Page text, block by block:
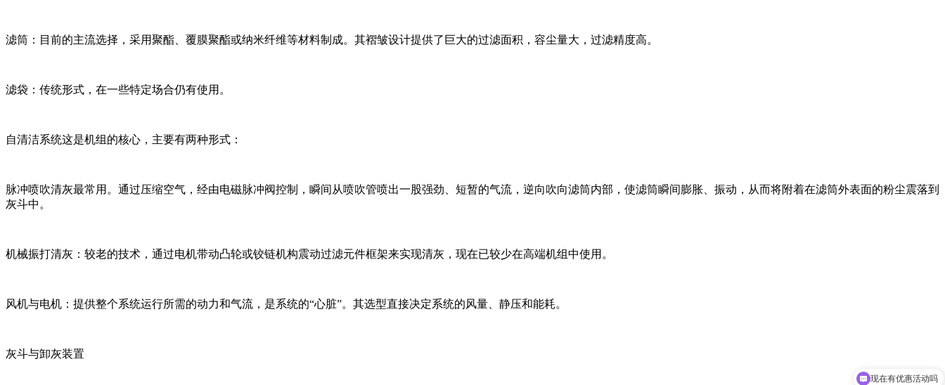
滤筒：目前的主流选择，采用聚酯、覆膜聚酯或纳米纤维等材料制成。其褶皱设计提供了巨大的过滤面积，容尘量大，过滤精度高。
滤袋：传统形式，在一些特定场合仍有使用。
自清洁系统这是机组的核心，主要有两种形式：
脉冲喷吹清灰最常用。通过压缩空气，经由电磁脉冲阀控制，瞬间从喷吹管喷出一股强劲、短暂的气流，逆向吹向滤筒内部，使滤筒瞬间膨胀、振动，从而将附着在滤筒外表面的粉尘震落到
灰斗中。
机械振打清灰：较老的技术，通过电机带动凸轮或铰链机构震动过滤元件框架来实现清灰，现在已较少在高端机组中使用。
风机与电机：提供整个系统运行所需的动力和气流，是系统的“心脏”。其选型直接决定系统的风量、静压和能耗。
灰斗与卸灰装置
现在有优惠活动吗